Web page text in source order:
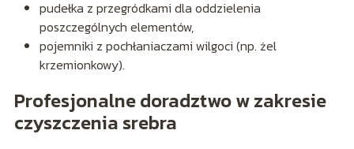
pudełka z przegródkami dla oddzielenia
poszczególnych elementów,
pojemniki z pochłaniaczami wilgoci (np. żel
krzemionkowy).
Profesjonalne doradztwo w zakresie
czyszczenia srebra